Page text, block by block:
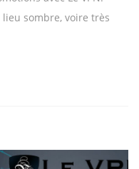
sombre, voire très